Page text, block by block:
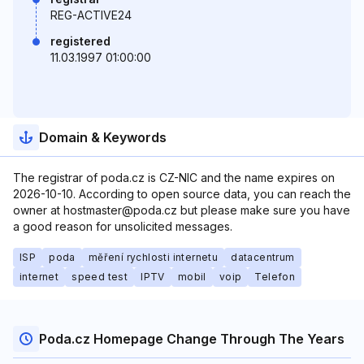
REG-ACTIVE24
registered
11.03.1997 01:00:00
Domain & Keywords
The registrar of poda.cz is CZ-NIC and the name expires on
2026-10-10. According to open source data, you can reach the
owner at hostmaster@poda.cz but please make sure you have
a good reason for unsolicited messages.
ISP poda měření rychlosti internetu
datacentrum
internet
speed test IPTV mobil voip Telefon
Poda.cz Homepage Change Through The Years